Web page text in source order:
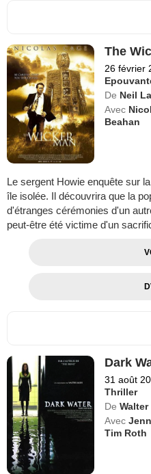
The
26 février
De Neil
Avec
Beahan
Le sergent Howie enquête sur
île isolée. Il découvrira que la
d'étranges cérémonies d'un
peut-être été victime d'un
Dark
31 août
Thriller
De Walter
Avec
Tim Roth